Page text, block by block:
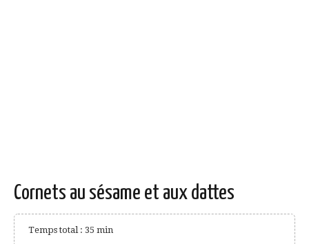
Cornets au sésame et aux dattes
Temps total : 35 min